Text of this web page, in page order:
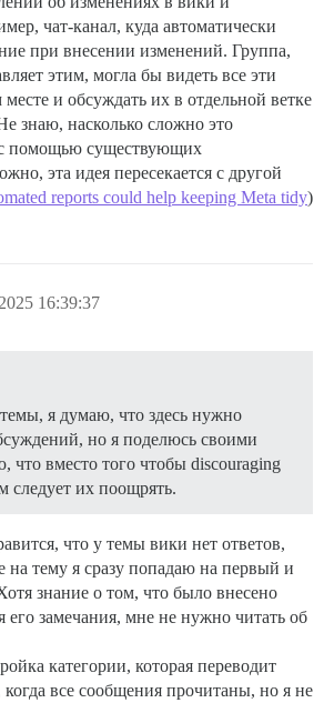
чат-канал, куда автоматически
при внесении изменений. Группа,
этим, могла бы видеть все эти
и обсуждать их в отдельной ветке
знаю, насколько сложно это
с помощью существующих
эта идея пересекается с другой
reports could help keeping Meta tidy)
16:39:37
я думаю, что здесь нужно
но я поделюсь своими
что вместо того чтобы discouraging
следует их поощрять.
что у темы вики нет ответов,
на тему я сразу попадаю на первый и
знание о том, что было внесено
его замечания, мне не нужно читать об
категории, которая переводит
все сообщения прочитаны, но я не